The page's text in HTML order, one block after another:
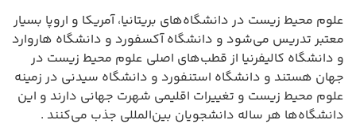
علوم محیط زیست در دانشگاه‌های بریتانیا، آمریکا و اروپا بسیار
معتبر تدریس می‌شود و دانشگاه آکسفورد و دانشگاه هاروارد
و دانشگاه کالیفرنیا از قطب‌های اصلی علوم محیط زیست در
جهان هستند و دانشگاه استنفورد و دانشگاه سیدنی در زمینه
علوم محیط زیست و تغییرات اقلیمی شهرت جهانی دارند و این
دانشگاه‌ها هر ساله دانشجویان بین‌المللی جذب می‌کنند .